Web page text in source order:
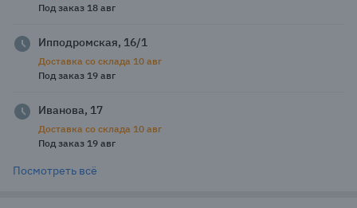
Под заказ 18 авг
Ипподромская, 16/1
Доставка со склада 10 авг
Под заказ 19 авг
Иванова, 17
Доставка со склада 10 авг
Под заказ 19 авг
Посмотреть всё